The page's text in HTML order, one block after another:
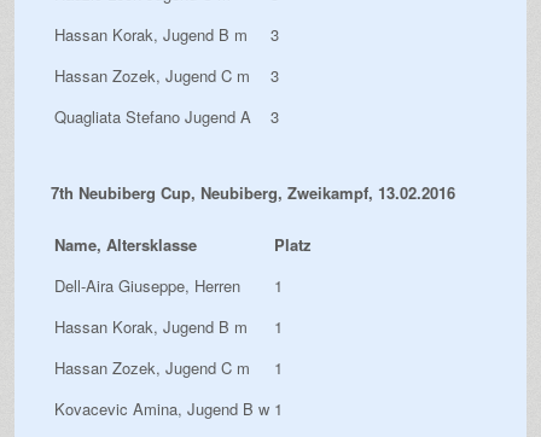
Hassan Korak, Jugend B m
3
Hassan Zozek, Jugend C m
3
Quagliata Stefano Jugend A
3
7th Neubiberg Cup, Neubiberg, Zweikampf, 13.02.2016
Name, Altersklasse
Platz
Dell-Aira Giuseppe, Herren
1
Hassan Korak, Jugend B m
1
Hassan Zozek, Jugend C m
1
Kovacevic Amina, Jugend B w 1